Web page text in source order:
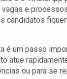
e
candidatos
é um passo
atue
ou para se